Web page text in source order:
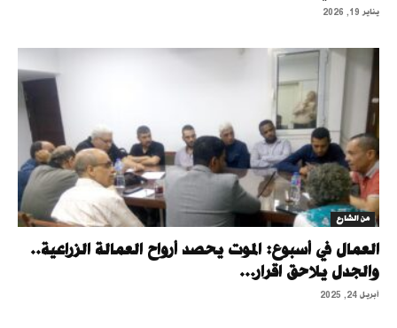
يناير 19, 2026
من الشارع
العمال في أسبوع: الموت يحصد أرواح العمالة الزراعية..
والجدل يلاحق اقرار...
أبريل 24, 2025